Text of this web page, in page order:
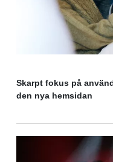
Skarpt fokus på
den nya hemsidan